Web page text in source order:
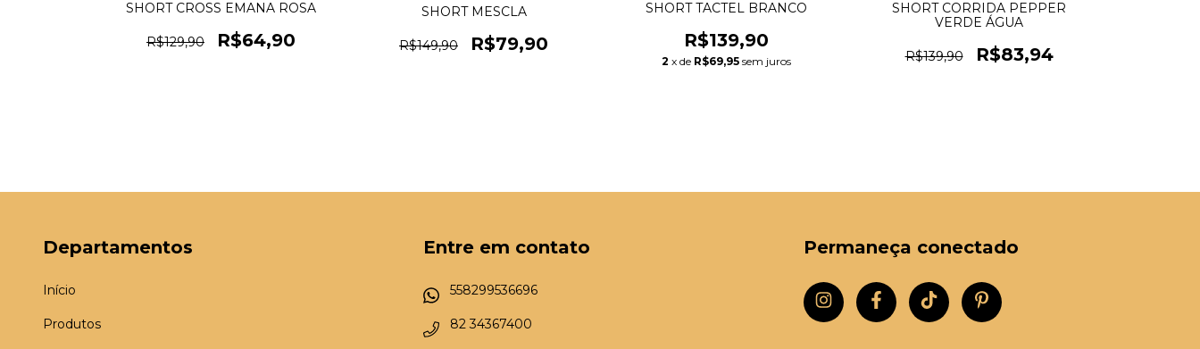
SHORT CROSS EMANA ROSA
R$129,90 R$64,90
SHORT MESCLA
R$149,90 R$79,90
SHORT TACTEL BRANCO
R$139,90
2 x de R$69,95 sem juros
SHORT CORRIDA PEPPER
VERDE ÁGUA
R$139,90 R$83,94
Departamentos
Início
Produtos
Entre em contato
558299536696
82 34367400
Permaneça conectado